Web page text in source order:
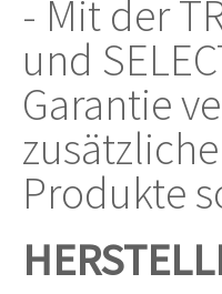
- Mit der
und
Garantie
Produkte